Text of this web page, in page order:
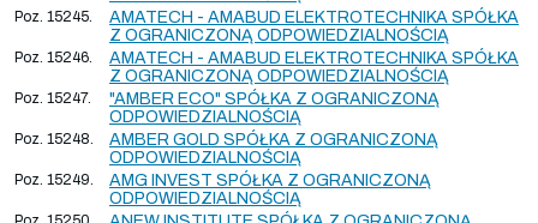
Poz. 15245.
AMATECH - AMABUD ELEKTROTECHNIKA SPÓŁKA
Z OGRANICZONĄ ODPOWIEDZIALNOŚCIĄ
Poz. 15246.
AMATECH - AMABUD ELEKTROTECHNIKA SPÓŁKA
Z OGRANICZONĄ ODPOWIEDZIALNOŚCIĄ
Poz. 15247.
"AMBER ECO" SPÓŁKA Z OGRANICZONĄ
ODPOWIEDZIALNOŚCIĄ
Poz. 15248.
AMBER GOLD SPÓŁKA Z OGRANICZONĄ
ODPOWIEDZIALNOŚCIĄ
Poz. 15249.
AMG INVEST SPÓŁKA Z OGRANICZONĄ
ODPOWIEDZIALNOŚCIĄ